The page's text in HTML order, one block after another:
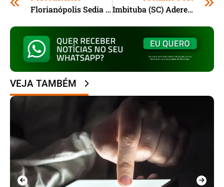
Florianópolis Sedia Mais Uma Feira Do Mel Com Expectativa De 50 Mil Visitantes
Imbituba (SC) Adere Programa Do Sebrae Para Fortalecer Cooperativas De Reciclagem
VEJA TAMBÉM